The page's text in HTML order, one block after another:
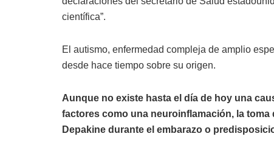
científica”.
El autismo, enfermedad compleja de amplio
desde hace tiempo sobre su origen.
Aunque no existe hasta el día de hoy una
factores como una neuroinflamación, la
Depakine durante el embarazo o